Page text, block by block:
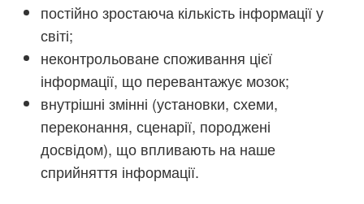
постійно зростаюча кількість інформації у
світі;
неконтрольоване споживання цієї
інформації, що перевантажує мозок;
внутрішні змінні (установки, схеми,
переконання, сценарії, породжені
досвідом), що впливають на наше
сприйняття інформації.